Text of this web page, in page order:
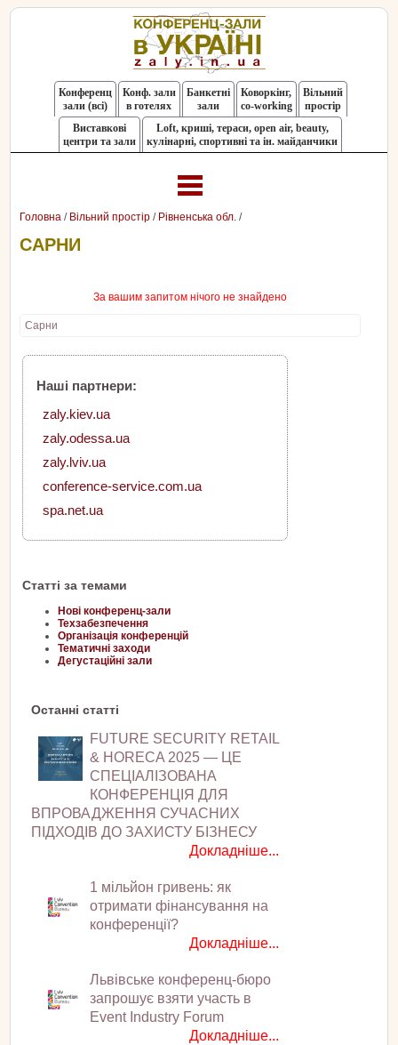
Конференц
зали (всі)
Конф. зали
в готелях
Банкетні
зали
Коворкінг,
co-working
Вільний
простір
Виставкові
центри та зали
Loft, криші, тераси, оpen air, beauty,
кулінарні, спортивні та ін. майданчики
Головна / Вільний простір / Рівненська обл. /
САРНИ
За вашим запитом нічого не знайдено
Сарни
Наші партнери:
zaly.kiev.ua
zaly.odessa.ua
zaly.lviv.ua
conference-service.com.ua
spa.net.ua
Статті за темами
Нові конференц-зали
Техзабезпечення
Організація конференцій
Тематичні заходи
Дегустаційні зали
Останні статті
FUTURE SECURITY RETAIL
& HORECA 2025 — ЦЕ
СПЕЦІАЛІЗОВАНА
КОНФЕРЕНЦІЯ ДЛЯ
ВПРОВАДЖЕННЯ СУЧАСНИХ
ПІДХОДІВ ДО ЗАХИСТУ БІЗНЕСУ
Докладніше...
1 мільйон гривень: як
отримати фінансування на
конференції?
Докладніше...
Львівське конференц-бюро
запрошує взяти участь в
Event Industry Forum
Докладніше...